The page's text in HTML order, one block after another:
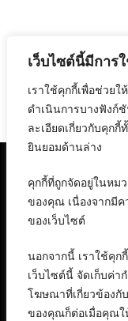
เว็บไซต์นี้มีการ
เราใช้คุกกี้เพื่อช่วย
ดำเนินการบางฟังก์
ละเอียดเกี่ยวกับคุก
ยินยอมด้านล่าง
คุกกี้ที่ถูกจัดอยู่ในหม
ของคุณ เนื่องจากมี
ของเว็บไซต์
นอกจากนี้ เราใช้คุ
เว็บไซต์นี้ จัดเก็บค่
โฆษณาที่เกี่ยวข้องกั
ของคุณก็ต่อเมื่อคุณใ
Previous